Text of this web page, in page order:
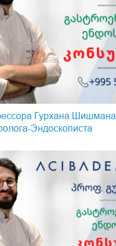
Гурхана Шишмана,
Эндоскопистa